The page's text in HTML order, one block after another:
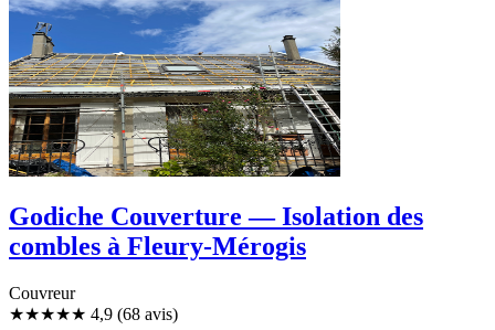
Godiche Couverture — Isolation des
combles à Fleury-Mérogis
Couvreur
★★★★★ 4,9 (68 avis)